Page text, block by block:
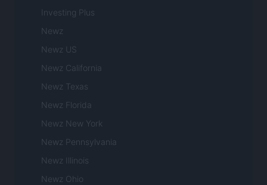
Investing Plus
Newz
Newz US
Newz California
Newz Texas
Newz Florida
Newz New York
Newz Pennsylvania
Newz Illinois
Newz Ohio